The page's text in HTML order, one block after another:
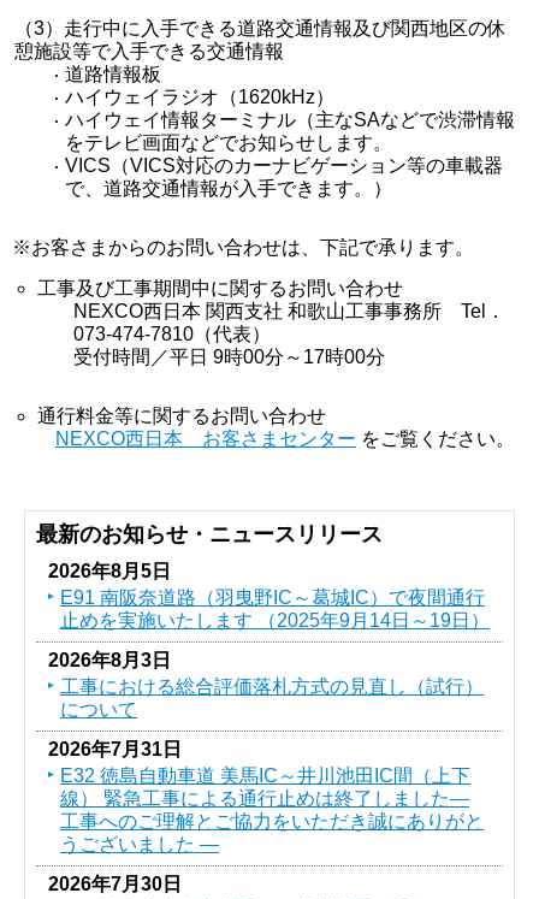
（3）走行中に入手できる道路交通情報及び関西地区の休
憩施設等で入手できる交通情報
道路情報板
ハイウェイラジオ（1620kHz）
ハイウェイ情報ターミナル（主なSAなどで渋滞情報
をテレビ画面などでお知らせします。
VICS（VICS対応のカーナビゲーション等の車載器
で、道路交通情報が入手できます。）
※お客さまからのお問い合わせは、下記で承ります。
工事及び工事期間中に関するお問い合わせ
NEXCO西日本 関西支社 和歌山工事事務所 Tel．
073-474-7810（代表）
受付時間／平日 9時00分～17時00分
通行料金等に関するお問い合わせ
NEXCO西日本 お客さまセンター をご覧ください。
最新のお知らせ・ニュースリリース
2026年8月5日
E91 南阪奈道路（羽曳野IC～葛󠄀城IC）で夜間通行
止めを実施いたします （2025年9月14日～19日）
2026年8月3日
工事における総合評価落札方式の見直し（試行）
について
2026年7月31日
E32 徳島自動車道 美馬IC～井川池田IC間（上下
線） 緊急工事による通行止めは終了しました―
工事へのご理解とご協力をいただき誠にありがと
うございました ―
2026年7月30日